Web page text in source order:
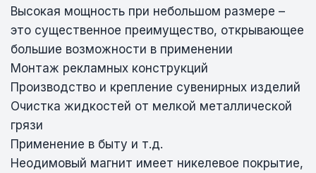
Высокая мощность при небольшом размере –
это существенное преимущество, открывающее
большие возможности в применении
Монтаж рекламных конструкций
Производство и крепление сувенирных изделий
Очистка жидкостей от мелкой металлической
грязи
Применение в быту и т.д.
Неодимовый магнит имеет никелевое покрытие,